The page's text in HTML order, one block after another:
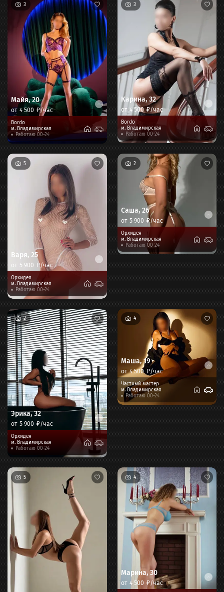
Майя,20
от 4 500 ₽/час
Bordo
м. Владимирская
Работаю 00-24
3
Карина, 32
от4 500₽/час
Bordo
м. Владимирская
Работаю 00-24
3
Варя, 25
от 5 900 ₽/час
Орхидея
м. Владимирская
Работаю 00-24
5
Саша, 26
от 5 900 ₽/час
Орхидея
м. Владимирская
Работаю 00-24
2
Эрика,32
от 5 900 ₽/час
Орхидея
м. Владимирская
Работаю 00-24
2
Маша,19
от4 500 ₽/час
Частный мастер
м. Владимирская
Работаю 00-24
4
5
Марина,30
от 4 500 ₽/час
4